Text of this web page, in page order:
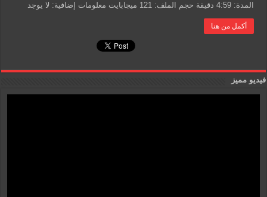
المدة: 4:59 دقيقة حجم الملف: 121 ميجابايت معلومات إضافية: لا يوجد
أكمل من هنا
فيديو مميز